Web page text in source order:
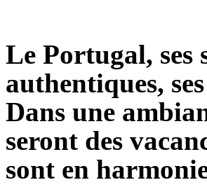
Le Portugal, ses
authentiques,
Dans une
seront des
sont en